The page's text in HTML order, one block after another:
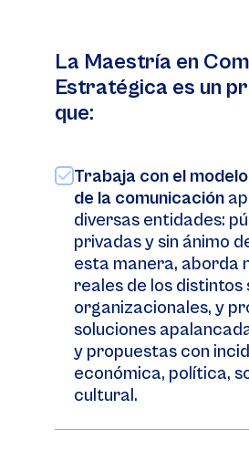
La Maestría en
Estratégica es un
que:
Trabaja con el
de la comunicación
diversas entidades:
privadas y sin ánimo
esta manera, aborda
reales de los
organizacionales, y
soluciones
y propuestas con
económica, política,
cultural.